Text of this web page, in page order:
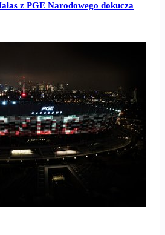
z PGE Narodowego dokucza